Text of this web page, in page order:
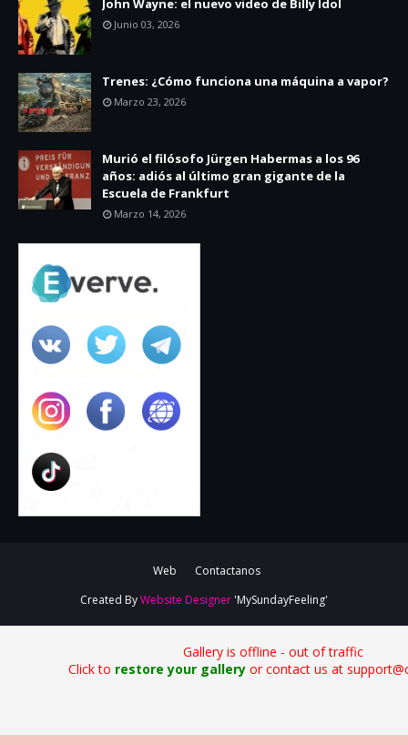
John Wayne: el nuevo video de Billy Idol
Junio 03, 2026
Trenes: ¿Cómo funciona una máquina a vapor?
Marzo 23, 2026
Murió el filósofo Jürgen Habermas a los 96
años: adiós al último gran gigante de la
Escuela de Frankfurt
Marzo 14, 2026
Web
Contactanos
Created ByWebsite Designer 'MySundayFeeling'
Gallery is offline - out of traffic
Click to restore your galleryor contact us at